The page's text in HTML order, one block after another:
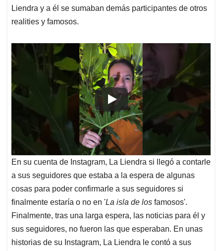
Liendra y a él se sumaban demás participantes de otros
realities y famosos.
En su cuenta de Instagram, La Liendra si llegó a contarle
a sus seguidores que estaba a la espera de algunas
cosas para poder confirmarle a sus seguidores si
finalmente estaría o no en 'La isla de los famosos'.
Finalmente, tras una larga espera, las noticias para él y
sus seguidores, no fueron las que esperaban. En unas
historias de su Instagram, La Liendra le contó a sus